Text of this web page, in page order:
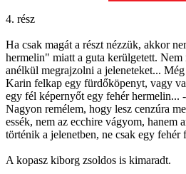
4. rész
Ha csak magát a részt nézzük, akkor
hermelin" miatt a guta kerülgetett.
anélkül megrajzolni a jeleneteket...
Karin felkap egy fürdőköpenyt, vagy
egy fél képernyőt egy fehér hermelin...
Nagyon remélem, hogy lesz cenzúra
essék, nem az ecchire vágyom, hanem
történik a jelenetben, ne csak egy fehér
A kopasz kiborg zsoldos is kimaradt.